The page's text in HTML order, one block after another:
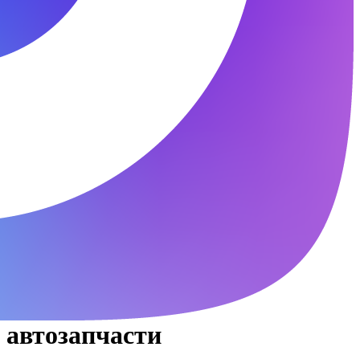
автозапчасти